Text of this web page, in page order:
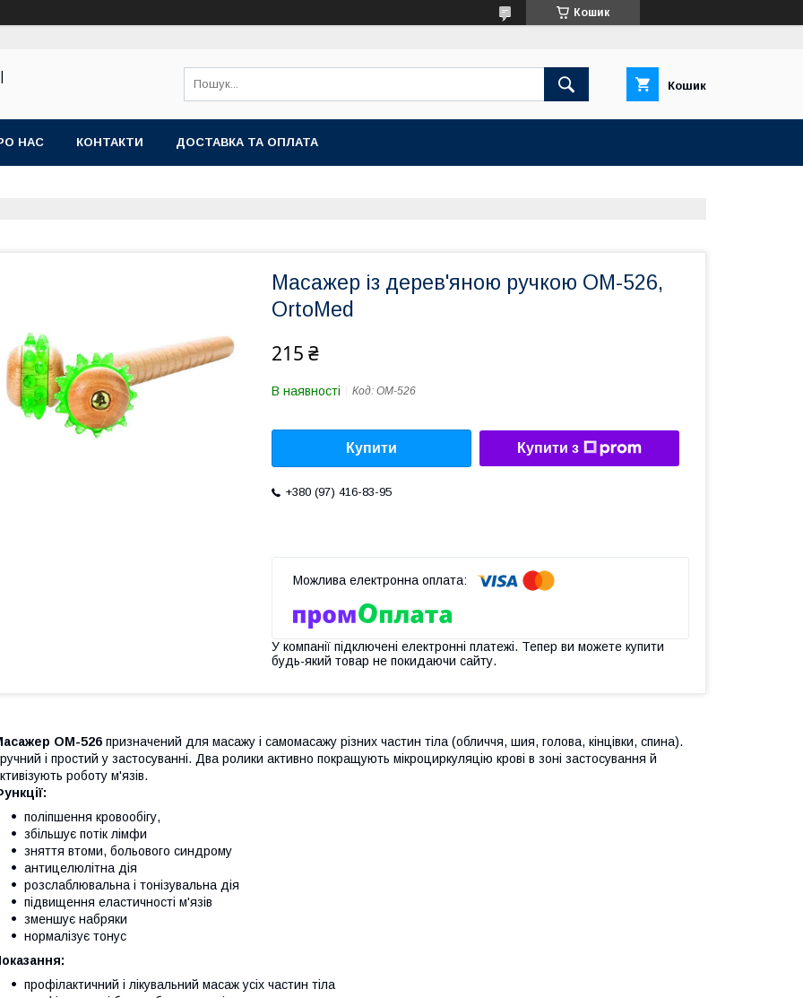
Кошик
Кошик
НАС КОНТАКТИ ДОСТАВКА ТА ОПЛАТА
Масажер із дерев'яною ручкою ОМ-526,
OrtoMed
215 ₴
В наявності Код: OМ-526
Купити Купити з
+380 (97) 416-83-95
У компанії підключені електронні платежі. Тепер ви можете купити
будь-який товар не покидаючи сайту.
ОМ-526 призначений для масажу і самомасажу різних частин тіла (обличчя, шия, голова, кінцівки, спина).
і простий у застосуванні. Два ролики активно покращують мікроциркуляцію крові в зоні застосування й
роботу м'язів.
поліпшення кровообігу,
збільшує потік лімфи
зняття втоми, больового синдрому
антицелюлітна дія
розслаблювальна і тонізувальна дія
підвищення еластичності м'язів
зменшує набряки
нормалізує тонус
профілактичний і лікувальний масаж усіх частин тіла